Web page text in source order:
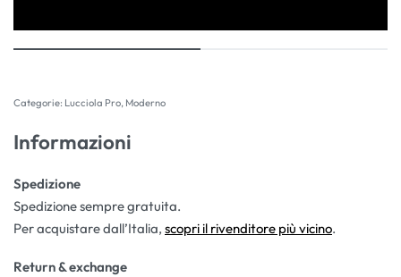
Categorie: Lucciola Pro, Moderno
Informazioni
Spedizione
Spedizione sempre gratuita.
Per acquistare dall’Italia, scopri il rivenditore più vicino.
Return & exchange